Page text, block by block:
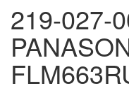
219-027-